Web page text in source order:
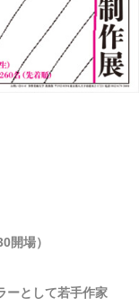
開場）
ーとして若手作家